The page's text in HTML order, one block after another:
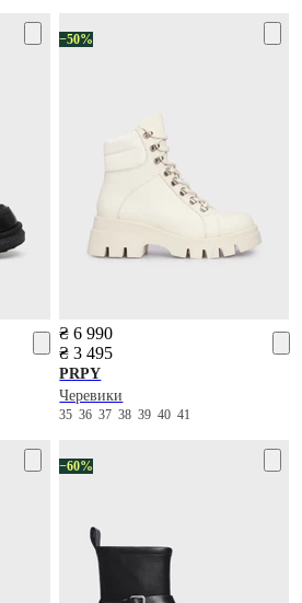
−50%
₴ 6 990
₴ 3 495
PRPY
Черевики
35363738394041
−60%